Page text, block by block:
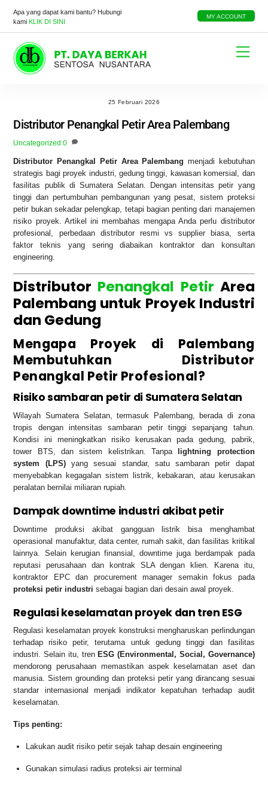
Apa yang dapat kami bantu? Hubungi
kamiKLIK DI SINI
MY ACCOUNT
Menu
25 Februari 2026
Distributor Penangkal Petir Area Palembang
Uncategorized 0
Distributor Penangkal Petir Area Palembang menjadi kebutuhan
strategis bagi proyek industri, gedung tinggi, kawasan komersial, dan
fasilitas publik di Sumatera Selatan. Dengan intensitas petir yang
tinggi dan pertumbuhan pembangunan yang pesat, sistem proteksi
petir bukan sekadar pelengkap, tetapi bagian penting dari manajemen
risiko proyek. Artikel ini membahas mengapa Anda perlu distributor
profesional, perbedaan distributor resmi vs supplier biasa, serta
faktor teknis yang sering diabaikan kontraktor dan konsultan
engineering.
Distributor Penangkal Petir Area
Palembang untuk Proyek Industri
dan Gedung
Mengapa Proyek di Palembang
Membutuhkan Distributor
Penangkal Petir Profesional?
Risiko sambaran petir di Sumatera Selatan
Wilayah Sumatera Selatan, termasuk Palembang, berada di zona
tropis dengan intensitas sambaran petir tinggi sepanjang tahun.
Kondisi ini meningkatkan risiko kerusakan pada gedung, pabrik,
tower BTS, dan sistem kelistrikan. Tanpa
lightning protection
system (LPS)yang sesuai standar, satu sambaran petir dapat
menyebabkan kegagalan sistem listrik, kebakaran, atau kerusakan
peralatan bernilai miliaran rupiah.
Dampak downtime industri akibat petir
Downtime produksi akibat gangguan listrik bisa menghambat
operasional manufaktur, data center, rumah sakit, dan fasilitas kritikal
lainnya. Selain kerugian finansial, downtime juga berdampak pada
reputasi perusahaan dan kontrak SLA dengan klien. Karena itu,
kontraktor EPC dan procurement manager semakin fokus pada
proteksi petir industri sebagai bagian dari desain awal proyek.
Regulasi keselamatan proyek dan tren ESG
Regulasi keselamatan proyek konstruksi mengharuskan perlindungan
terhadap risiko petir, terutama untuk gedung tinggi dan fasilitas
industri. Selain itu, tren ESG (Environmental, Social, Governance)
mendorong perusahaan memastikan aspek keselamatan aset dan
manusia. Sistem grounding dan proteksi petir yang dirancang sesuai
standar internasional menjadi indikator kepatuhan terhadap audit
keselamatan.
Tips penting:
Lakukan audit risiko petir sejak tahap desain engineering
Gunakan simulasi radius proteksi air terminal